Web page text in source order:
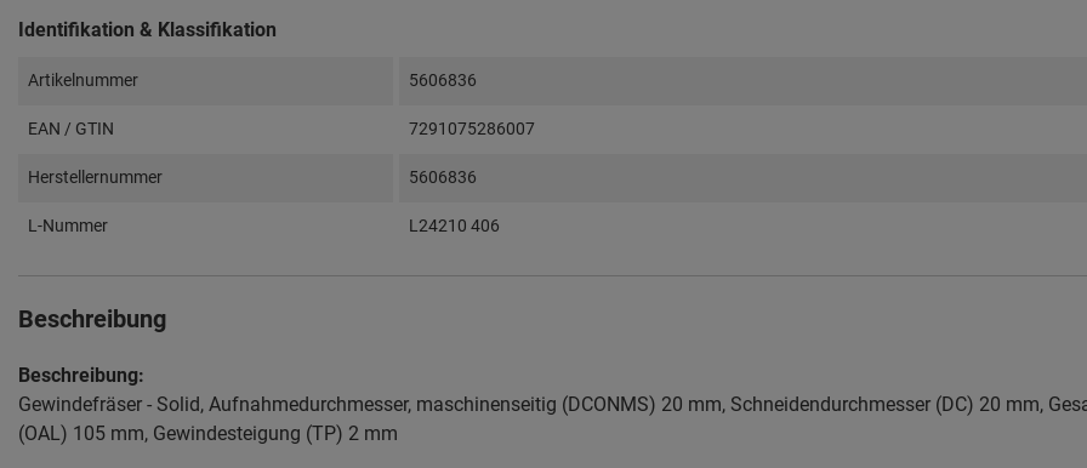
Identifikation & Klassifikation
Artikelnummer 5606836
EAN / GTIN 7291075286007
Herstellernummer 5606836
L-Nummer L24210 406
Beschreibung
Beschreibung:
Gewindefräser - Solid, Aufnahmedurchmesser, maschinenseitig (DCONMS) 20 mm, Schneidendurchmesser (DC) 20 mm,
(OAL) 105 mm, Gewindesteigung (TP) 2 mm